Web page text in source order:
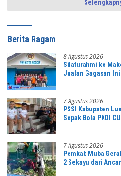
Berita Ragam
8 Agustus 2026
Silaturahmi ke
Jualan Gagasan
7 Agustus 2026
PSSI Kabupaten
Sepak Bola PKDI
7 Agustus 2026
Pemkab Muba
2 Sekayu dari